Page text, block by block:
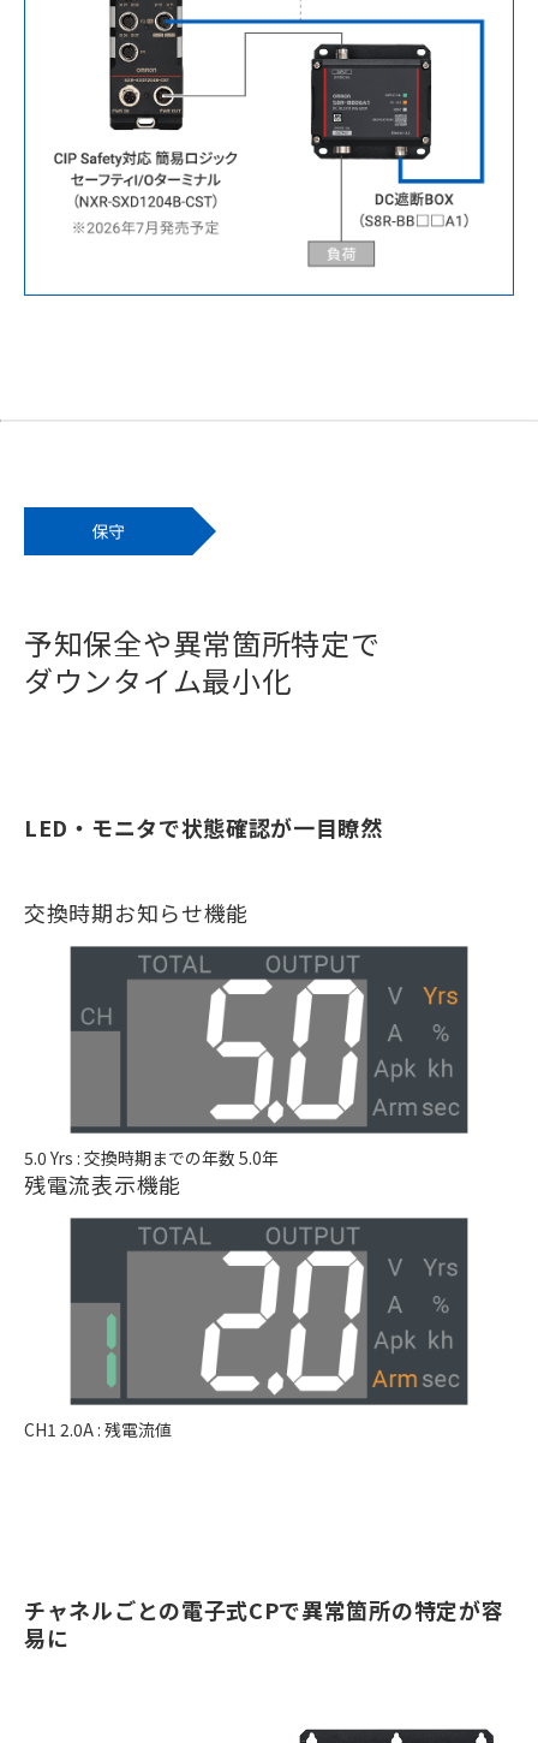
予知保全や異常箇所特定で
ダウンタイム最小化
LED・モニタで状態確認が一目瞭然
交換時期お知らせ機能
5.0 Yrs : 交換時期までの年数 5.0年
残電流表示機能
CH1 2.0A : 残電流値
チャネルごとの電子式CPで異常箇所の特定が容
易に